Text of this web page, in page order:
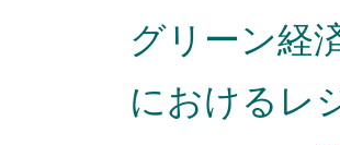
グリーン経
におけるレ